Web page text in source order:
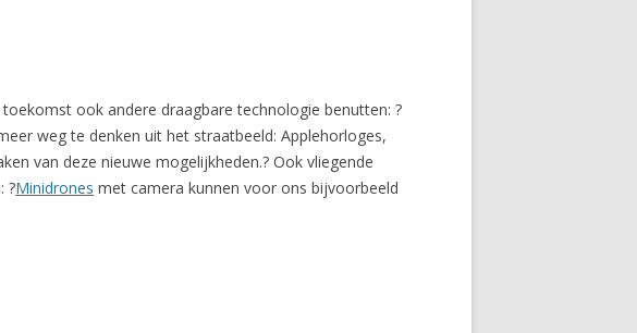
ook andere draagbare technologie benutten: ?
weg te denken uit het straatbeeld: Applehorloges,
van deze nieuwe mogelijkheden.? Ook vliegende
?Minidrones met camera kunnen voor ons bijvoorbeeld